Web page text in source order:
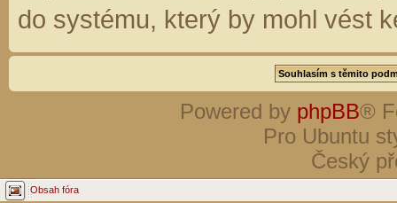
do systému, který by mohl vést
Powered by phpBB®
Pro Ubuntu
Český
Obsah fóra